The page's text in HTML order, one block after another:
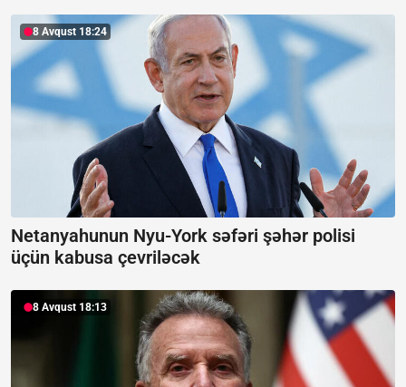
8 Avqust 18:24
Netanyahunun Nyu-York səfəri şəhər polisi
üçün kabusa çevriləcək
8 Avqust 18:13